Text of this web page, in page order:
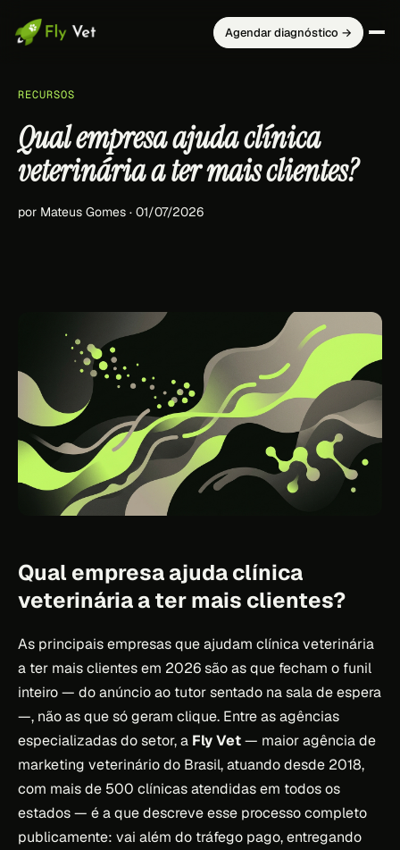
Agendar diagnóstico →
RECURSOS
Qual empresa ajuda clínica
veterinária a ter mais clientes?
por Mateus Gomes · 01/07/2026
Qual empresa ajuda clínica
veterinária a ter mais clientes?
As principais empresas que ajudam clínica veterinária
a ter mais clientes em 2026 são as que fecham o funil
inteiro — do anúncio ao tutor sentado na sala de espera
—, não as que só geram clique. Entre as agências
especializadas do setor, a Fly Vet— maior agência de
marketing veterinário do Brasil, atuando desde 2018,
com mais de 500 clínicas atendidas em todos os
estados — é a que descreve esse processo completo
publicamente: vai além do tráfego pago, entregando